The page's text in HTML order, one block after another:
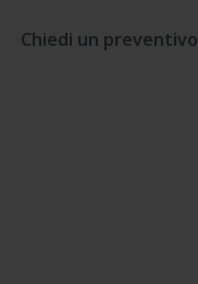
Chiedi un preventivo